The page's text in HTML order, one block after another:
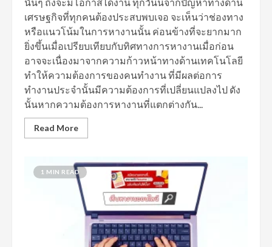
เศรษฐกิจที่ทุกคนต้องประสบพบเจอ จะเห็นว่าช่องทาง
หรือแนวโน้มในการหางานนั้น ค่อนข้างที่จะยากมาก
ยิ่งขึ้นเมื่อเปรียบเทียบกับทิศทางการหางานเมื่อก่อน
อาจจะเนื่องมาจากความก้าวหน้าทางด้านเทคโนโลยี
ทำให้ความต้องการของคนทำงาน ที่มีผลต่อการ
ทำงานประจำนั้นมีความต้องการที่เปลี่ยนแปลงไป ดัง
นั้นหากความต้องการหางานที่แตกต่างกัน...
Read More
1 MIN READ